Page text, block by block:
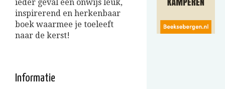
ieder geval een onwijs leuk,
inspirerend en herkenbaar
boek waarmee je toeleeft
naar de kerst!
Informatie